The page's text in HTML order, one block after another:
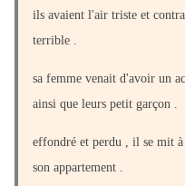
ils avaient l'air triste et
terrible .
sa femme venait d'avoir un
ainsi que leurs petit garçon .
effondré et perdu , il se mit
son appartement .